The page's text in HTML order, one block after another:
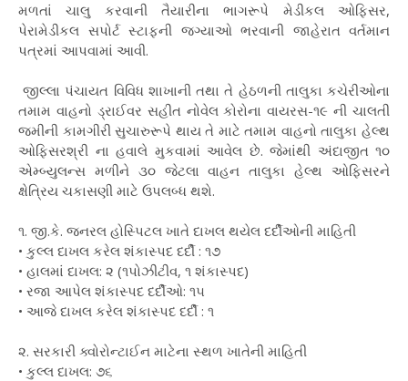
મળતાં ચાલુ કરવાની તૈયારીના ભાગરૂપે મેડીકલ ઓફિસર,
પેરામેડીકલ સપોર્ટ સ્ટાફની જગ્યાઓ ભરવાની જાહેરાત વર્તમાન
પત્રમાં આપવામાં આવી.
જીલ્લા પંચાયત વિવિધ શાખાની તથા તે હેઠળની તાલુકા કચેરીઓના
તમામ વાહનો ડ્રાઈવર સહીત નોવેલ કોરોના વાયરસ-૧૯ ની ચાલતી
જમીની કામગીરી સુચારુરૂપે થાય તે માટે તમામ વાહનો તાલુકા હેલ્થ
ઓફિસરશ્રી ના હવાલે મુકવામાં આવેલ છે. જેમાંથી અંદાજીત ૧૦
એમ્બ્યુલન્સ મળીને ૩૦ જેટલા વાહન તાલુકા હેલ્થ ઓફિસરને
ક્ષેત્રિય ચકાસણી માટે ઉપલબ્ધ થશે.
૧. જી.કે. જનરલ હોસ્પિટલ ખાતે દાખલ થયેલ દર્દીઓની માહિતી
• કુલ્લ દાખલ કરેલ શંકાસ્પદ દર્દી : ૧૭
• હાલમાં દાખલ: ૨ (૧પોઝીટીવ, ૧ શંકાસ્પદ)
• રજા આપેલ શંકાસ્પદ દર્દીઓ: ૧૫
• આજે દાખલ કરેલ શંકાસ્પદ દર્દી : ૧
૨. સરકારી ક્વોરોન્ટાઈન માટેના સ્થળ ખાતેની માહિતી
• કુલ્લ દાખલ: ૭૬